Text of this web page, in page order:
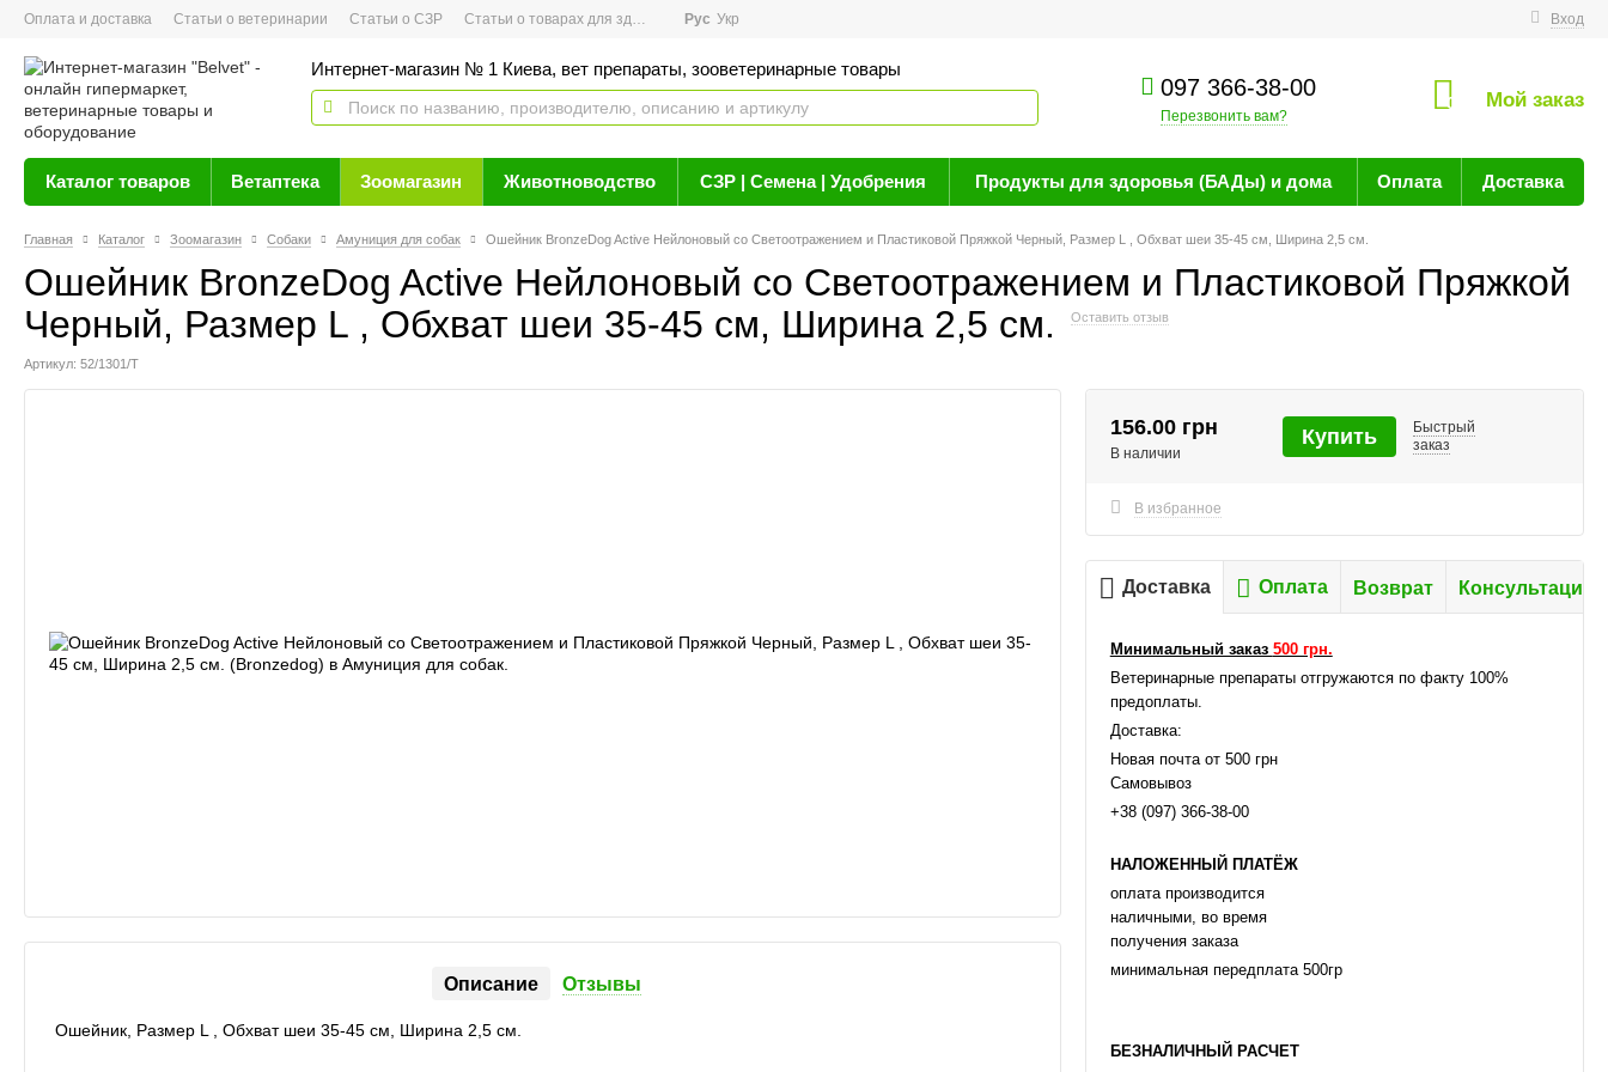
Оплата и доставка Статьи о ветеринарии Статьи о СЗР Статьи о товарах для здоровья Новости Вход
Рус Укр
Интернет-магазин № 1 Киева, вет препараты, зооветеринарные товары
097 366-38-00
Перезвонить вам?
0 Мой заказ
Каталог товаров Ветаптека Зоомагазин Животноводство СЗР | Семена | Удобрения Продукты для здоровья (БАДы) и дома Оплата Доставка
Главная Каталог Зоомагазин Собаки Амуниция для собак Ошейник BronzeDog Active Нейлоновый со Светоотражением и Пластиковой Пряжкой Черный, Размер L , Обхват шеи 35-45 см, Ширина 2,5 см.
Ошейник BronzeDog Active Нейлоновый со Светоотражением и Пластиковой Пряжкой
Черный, Размер L , Обхват шеи 35-45 см, Ширина 2,5 см.
Оставить отзыв
Артикул: 52/1301/Т
Описание Отзывы
Ошейник, Размер L , Обхват шеи 35-45 см, Ширина 2,5 см.
156.00 грн
В наличии
Купить
Быстрый
заказ
В избранное
Доставка Оплата Возврат Консультация
Минимальный заказ 500 грн.
Ветеринарные препараты отгружаются по факту 100%
предоплаты.
Доставка:
Новая почта от 500 грн
Самовывоз
+38 (097) 366-38-00
НАЛОЖЕННЫЙ ПЛАТЁЖ
оплата производится
наличными, во время
получения заказа
минимальная передплата 500гр
БЕЗНАЛИЧНЫЙ РАСЧЕТ